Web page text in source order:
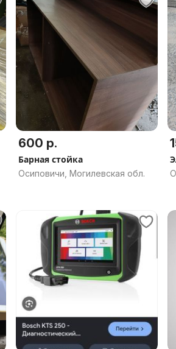
600 р.
Барная стойка
Осиповичи, Могилевская обл.